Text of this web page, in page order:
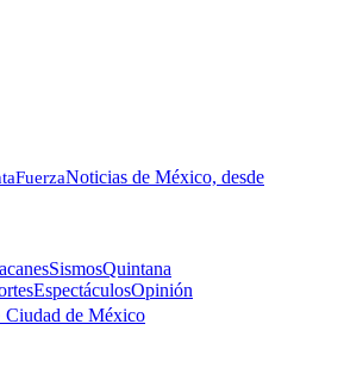
FuerzaNoticias de México, desde
SismosQuintana
EspectáculosOpinión
Ciudad de México